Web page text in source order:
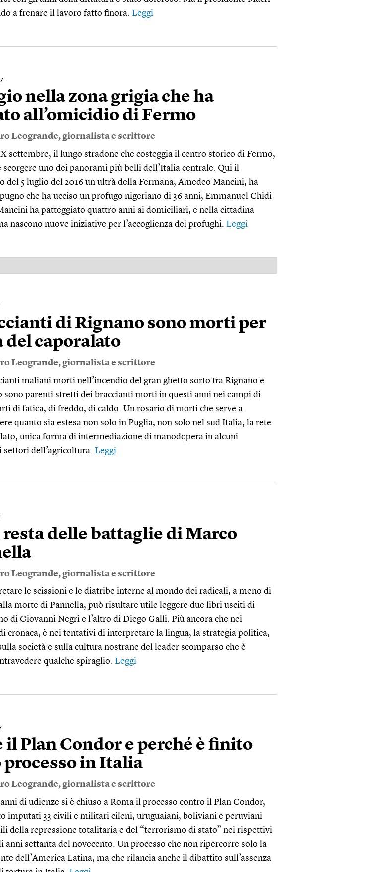
a frenare il lavoro fatto finora. Leggi
nella zona grigia che ha
all’omicidio di Fermo
Leogrande, giornalista e scrittore
settembre, il lungo stradone che costeggia il centro storico di Fermo,
scorgere uno dei panorami più belli dell’Italia centrale. Qui il
del 5 luglio del 2016 un ultrà della Fermana, Amedeo Mancini, ha
che ha ucciso un profugo nigeriano di 36 anni, Emmanuel Chidi
ha patteggiato quattro anni ai domiciliari, e nella cittadina
nascono nuove iniziative per l’accoglienza dei profughi. Leggi
di Rignano sono morti per
del caporalato
Leogrande, giornalista e scrittore
maliani morti nell’incendio del gran ghetto sorto tra Rignano e
sono parenti stretti dei braccianti morti in questi anni nei campi di
di fatica, di freddo, di caldo. Un rosario di morti che serve a
quanto sia estesa non solo in Puglia, non solo nel sud Italia, la rete
unica forma di intermediazione di manodopera in alcuni
dell’agricoltura. Leggi
resta delle battaglie di Marco
Leogrande, giornalista e scrittore
le scissioni e le diatribe interne al mondo dei radicali, a meno di
morte di Pannella, può risultare utile leggere due libri usciti di
di Giovanni Negri e l’altro di Diego Galli. Più ancora che nei
cronaca, è nei tentativi di interpretare la lingua, la strategia politica,
società e sulla cultura nostrane del leader scomparso che è
qualche spiraglio. Leggi
il Plan Condor e perché è finito
processo in Italia
Leogrande, giornalista e scrittore
di udienze si è chiuso a Roma il processo contro il Plan Condor,
imputati 33 civili e militari cileni, uruguaiani, boliviani e peruviani
della repressione totalitaria e del “terrorismo di stato” nei rispettivi
anni settanta del novecento. Un processo che non ripercorre solo la
dell’America Latina, ma che rilancia anche il dibattito sull’assenza